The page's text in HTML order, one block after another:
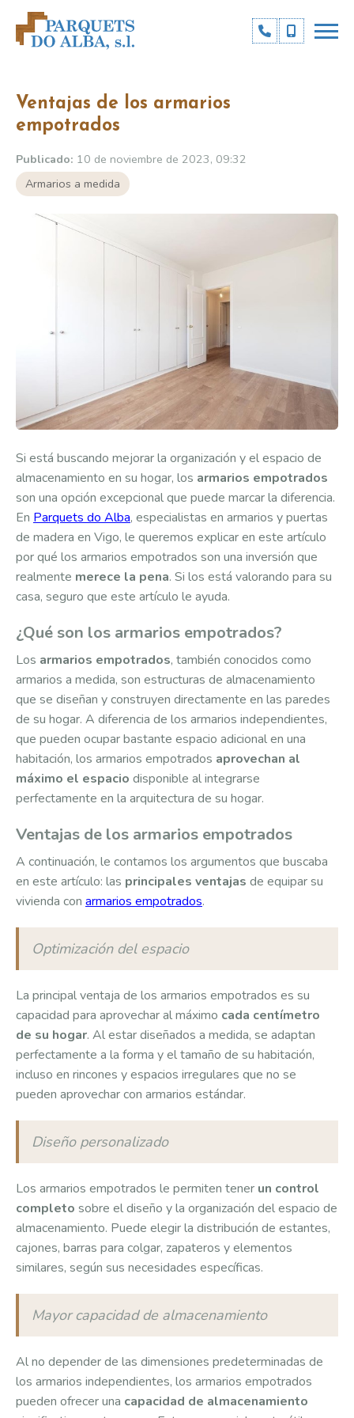
Ventajas de los armarios
empotrados
Publicado: 10 de noviembre de 2023, 09:32
Armarios a medida
Si está buscando mejorar la organización y el espacio de
almacenamiento en su hogar, los armarios empotrados
son una opción excepcional que puede marcar la diferencia.
En Parquets do Alba, especialistas en armarios y puertas
de madera en Vigo, le queremos explicar en este artículo
por qué los armarios empotrados son una inversión que
realmente merece la pena. Si los está valorando para su
casa, seguro que este artículo le ayuda.
¿Qué son los armarios empotrados?
Los armarios empotrados, también conocidos como
armarios a medida, son estructuras de almacenamiento
que se diseñan y construyen directamente en las paredes
de su hogar. A diferencia de los armarios independientes,
que pueden ocupar bastante espacio adicional en una
habitación, los armarios empotrados aprovechan al
máximo el espacio disponible al integrarse
perfectamente en la arquitectura de su hogar.
Ventajas de los armarios empotrados
A continuación, le contamos los argumentos que buscaba
en este artículo: las principales ventajas de equipar su
vivienda con armarios empotrados.
Optimización del espacio
La principal ventaja de los armarios empotrados es su
capacidad para aprovechar al máximo cada centímetro
de su hogar. Al estar diseñados a medida, se adaptan
perfectamente a la forma y el tamaño de su habitación,
incluso en rincones y espacios irregulares que no se
pueden aprovechar con armarios estándar.
Diseño personalizado
Los armarios empotrados le permiten tener un control
completo sobre el diseño y la organización del espacio de
almacenamiento. Puede elegir la distribución de estantes,
cajones, barras para colgar, zapateros y elementos
similares, según sus necesidades específicas.
Mayor capacidad de almacenamiento
Al no depender de las dimensiones predeterminadas de
los armarios independientes, los armarios empotrados
pueden ofrecer una capacidad de almacenamiento